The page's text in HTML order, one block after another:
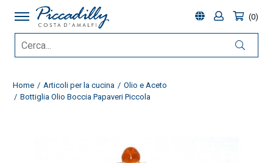
0
Home Articoli per la cucina
Olio e Aceto
Bottiglia Olio Boccia Papaveri Piccola